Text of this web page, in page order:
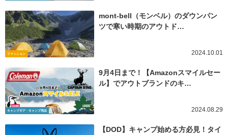
ファッション
mont-bell（モンベル）のダウンパン
ツで寒い時期のアウトド…
2024.10.01
キャンプギア・キャンプ用品
9月4日まで！【Amazonスマイルセー
ル】でアウトブランドのキ…
2024.08.29
【DOD】キャンプ始める方必見！タイ